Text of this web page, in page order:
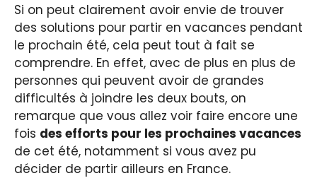
Si on peut clairement avoir envie de trouver
des solutions pour partir en vacances pendant
le prochain été, cela peut tout à fait se
comprendre. En effet, avec de plus en plus de
personnes qui peuvent avoir de grandes
difficultés à joindre les deux bouts, on
remarque que vous allez voir faire encore une
fois des efforts pour les prochaines vacances
de cet été, notamment si vous avez pu
décider de partir ailleurs en France.